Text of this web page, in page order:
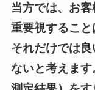
当方では、お
重要視すること
それだけでは
ないと考えま